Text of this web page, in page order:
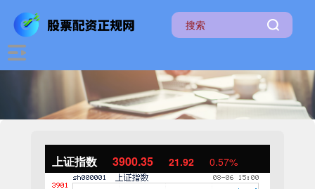
上证指数 3900.35 21.92 0.57%